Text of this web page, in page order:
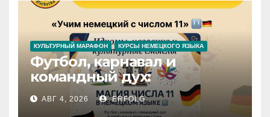
КУЛЬТУРНЫЙ МАРАФОН КУРСЫ НЕМЕЦКОГО ЯЗЫКА
Футбол, карнавал и
командный дух:
раскрываем секреты числа
11 в немецком языке!
АВГ 4, 2026 ERFOLG